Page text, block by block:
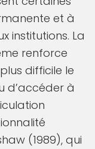
et à
institutions. La
renforce
difficile le
d’accéder à
(1989), qui